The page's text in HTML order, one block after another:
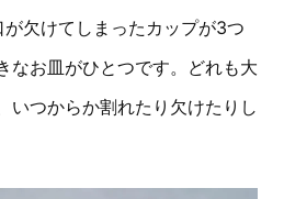
欠けてしまったカップが3つ
なお皿がひとつです。どれも大
いつからか割れたり欠けたりし